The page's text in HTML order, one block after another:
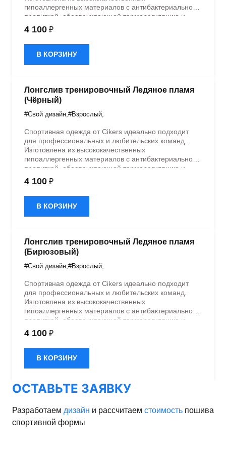
гипоаллергенных материалов с антибактериальной
пропиткой, обеспечивающей терморегуляцию и
быстрое влагоотведение. Одежда обладает
эластичностью в 5 направлениях и стильным
дизайном.
4 100 ₽
В КОРЗИНУ
Лонгслив тренировочный Ледяное пламя
(Чёрный)
#Свой дизайн #Взрослый
Спортивная одежда от Cikers идеально подходит
для профессиональных и любительских команд.
Изготовлена из высококачественных
гипоаллергенных материалов с антибактериальной
пропиткой, обеспечивающей терморегуляцию и
быстрое влагоотведение. Одежда обладает
эластичностью в 5 направлениях и стильным
дизайном.
4 100 ₽
В КОРЗИНУ
Лонгслив тренировочный Ледяное пламя
(Бирюзовый)
#Свой дизайн #Взрослый
Спортивная одежда от Cikers идеально подходит
для профессиональных и любительских команд.
Изготовлена из высококачественных
гипоаллергенных материалов с антибактериальной
пропиткой, обеспечивающей терморегуляцию и
быстрое влагоотведение. Одежда обладает
эластичностью в 5 направлениях и стильным
дизайном.
4 100 ₽
В КОРЗИНУ
ОСТАВЬТЕ ЗАЯВКУ
Разработаем дизайн и рассчитаем стоимость пошива
спортивной формы